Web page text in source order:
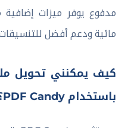
مدفوع يوفر ميزات
مائية ودعم أفضل
باستخدام PDF Candy؟